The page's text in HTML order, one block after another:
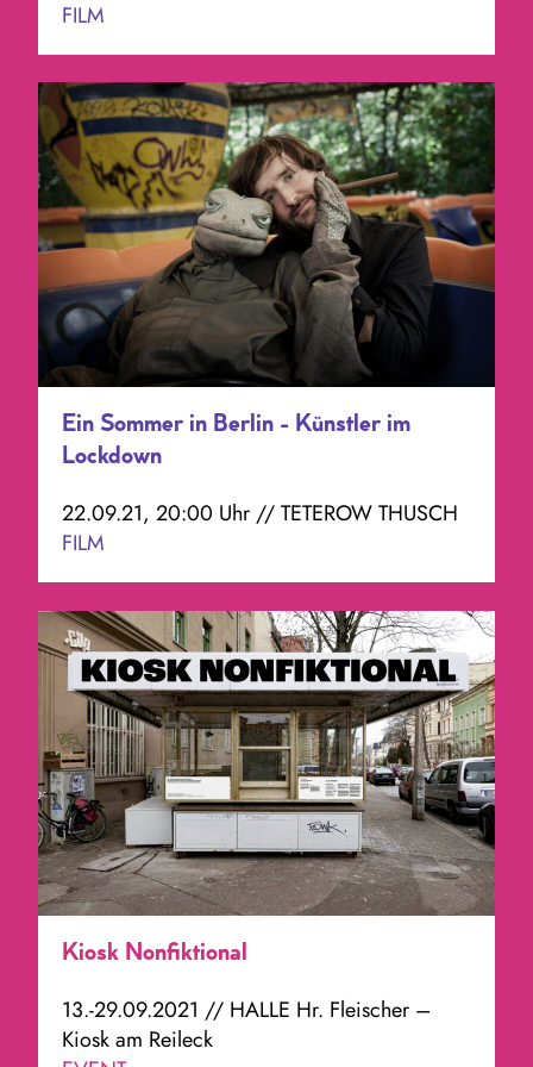
FILM
Ein Sommer in Berlin - Künstler im
Lockdown
22.09.21, 20:00 Uhr // TETEROW THUSCH
FILM
Kiosk Nonfiktional
13.-29.09.2021 // HALLE Hr. Fleischer –
Kiosk am Reileck